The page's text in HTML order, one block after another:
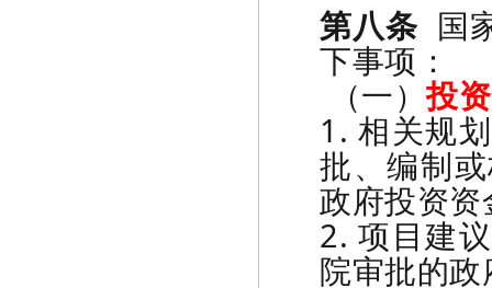
第八条 国
下事项：
（一）投
1. 相关规
批、编制
政府投资
2. 项目建
院审批的